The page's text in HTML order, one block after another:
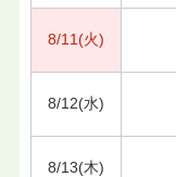
8/11(火)
8/12(水)
8/13(木)